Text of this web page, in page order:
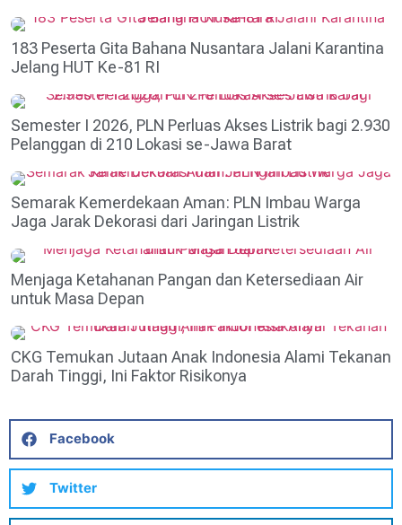
183 Peserta Gita Bahana Nusantara Jalani Karantina
Jelang HUT Ke-81 RI
Semester I 2026, PLN Perluas Akses Listrik bagi 2.930
Pelanggan di 210 Lokasi se-Jawa Barat
Semarak Kemerdekaan Aman: PLN Imbau Warga
Jaga Jarak Dekorasi dari Jaringan Listrik
Menjaga Ketahanan Pangan dan Ketersediaan Air
untuk Masa Depan
CKG Temukan Jutaan Anak Indonesia Alami Tekanan
Darah Tinggi, Ini Faktor Risikonya
Facebook
Twitter